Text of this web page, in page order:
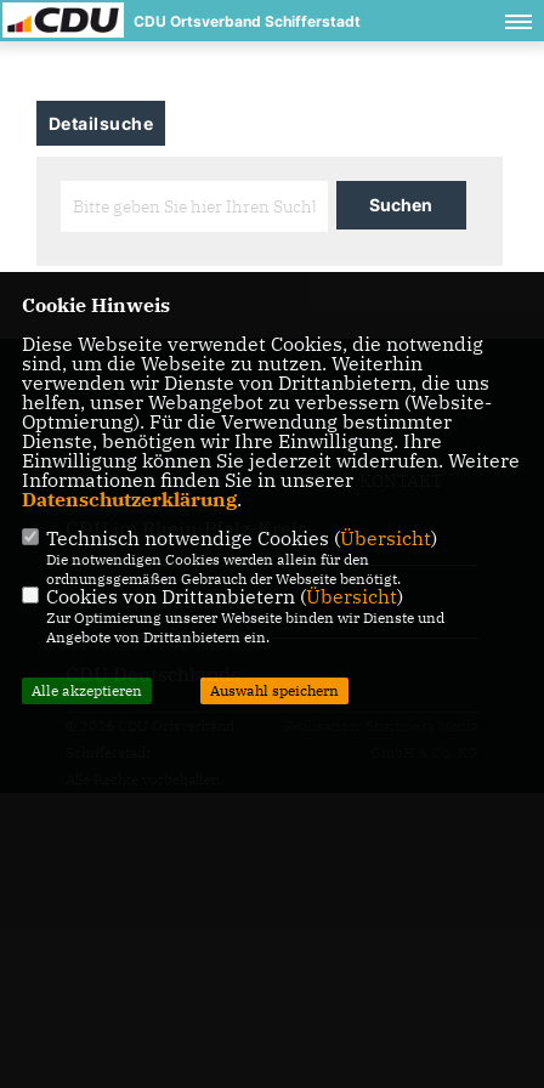
CDU Ortsverband Schifferstadt
Detailsuche
die CDU Schifferstadt für Sie online
IMPRESSUM DATENSCHUTZ
CDU im Rhein-Pfalz-Kreis
CDU Rheinland-Pfalz
CDU Deutschlands
Cookie Hinweis
Diese Webseite verwendet Cookies, die notwendig
sind, um die Webseite zu nutzen. Weiterhin
verwenden wir Dienste von Drittanbietern, die uns
helfen, unser Webangebot zu verbessern (Website-
Optmierung). Für die Verwendung bestimmter
Dienste, benötigen wir Ihre Einwilligung. Ihre
Einwilligung können Sie jederzeit widerrufen. Weitere
Informationen finden Sie in unserer
Datenschutzerklärung.
Technisch notwendige Cookies (Übersicht)
Die notwendigen Cookies werden allein für den
ordnungsgemäßen Gebrauch der Webseite benötigt.
Cookies von Drittanbietern (Übersicht)
Zur Optimierung unserer Webseite binden wir Dienste und
Angebote von Drittanbietern ein.
Alle akzeptieren Auswahl speichern